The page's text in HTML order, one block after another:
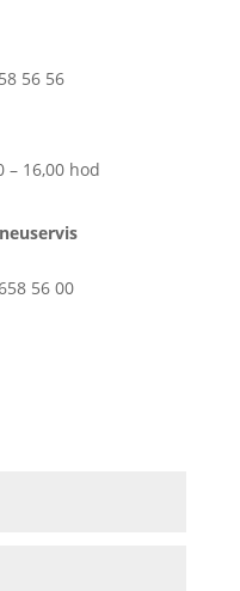
56 56
– 16,00 hod
56 00